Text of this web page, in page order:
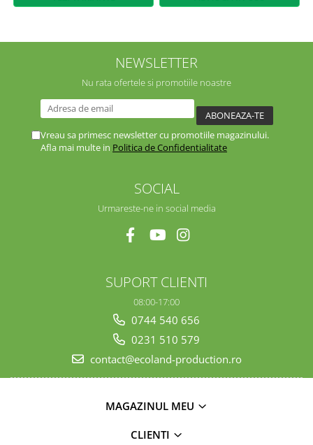
NEWSLETTER
Nu rata ofertele si promotiile noastre
Vreau sa primesc newsletter cu promotiile magazinului.
Afla mai multe in Politica de Confidentialitate
SOCIAL
Urmareste-ne in social media
SUPORT CLIENTI
08:00-17:00
0744 540 656
0231 510 579
contact@ecoland-production.ro
MAGAZINUL MEU
CLIENTI